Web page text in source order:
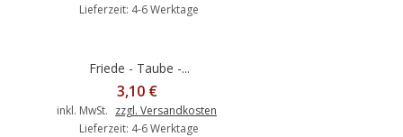
Lieferzeit: 4-6 Werktage
Friede - Taube -...
3,10 €
inkl. MwSt. zzgl. Versandkosten
Lieferzeit: 4-6 Werktage